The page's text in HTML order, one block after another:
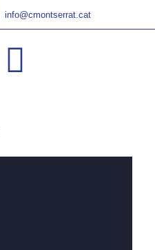
info@cmontserrat.cat